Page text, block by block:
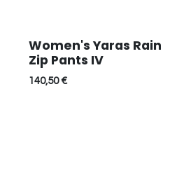
Women's Yaras Rain
Zip Pants IV
140,50€